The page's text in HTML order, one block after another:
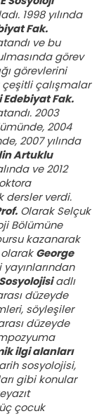
1998 yılında
Fak.
ve bu
görev
görevlerini
çeşitli çalışmalar
Fak.
2003
2004
2007 yılında
Artuklu
ve 2012
dersler verdi.
Olarak Selçuk
Bölümüne
kazanarak
George
adlı
düzeyde
söyleşiler
düzeyde
ilgi alanları
sosyolojisi,
gibi konular
çocuk